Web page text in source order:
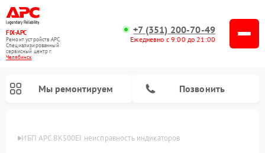
FIX-APC
Ремонт устройств APC
Специализированный
cервисный центр г.
Челябинск
+7 (351) 200-70-49
Ежедневно с 9:00 до 21:00
Мы ремонтируем Позвонить
ИБП APC BK500EI неисправность индикаторов